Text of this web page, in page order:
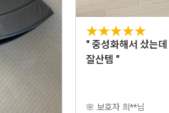
★★★★★
" 중성화해서 샀는
잘산템 "
🌸 보호자 희**님